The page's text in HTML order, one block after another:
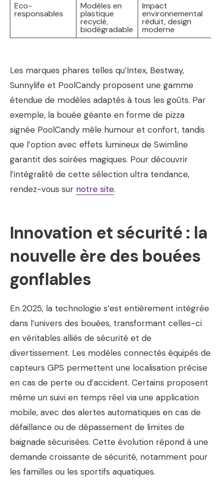
Eco-
responsables
Modèles en
plastique
recyclé,
biodégradable
Impact
environnemental
réduit, design
moderne
Les marques phares telles qu’Intex, Bestway,
Sunnylife et PoolCandy proposent une gamme
étendue de modèles adaptés à tous les goûts. Par
exemple, la bouée géante en forme de pizza
signée PoolCandy mêle humour et confort, tandis
que l’option avec effets lumineux de Swimline
garantit des soirées magiques. Pour découvrir
l’intégralité de cette sélection ultra tendance,
rendez-vous sur notre site.
Innovation et sécurité : la
nouvelle ère des bouées
gonflables
En 2025, la technologie s’est entièrement intégrée
dans l’univers des bouées, transformant celles-ci
en véritables alliés de sécurité et de
divertissement. Les modèles connectés équipés de
capteurs GPS permettent une localisation précise
en cas de perte ou d’accident. Certains proposent
même un suivi en temps réel via une application
mobile, avec des alertes automatiques en cas de
défaillance ou de dépassement de limites de
baignade sécurisées. Cette évolution répond à une
demande croissante de sécurité, notamment pour
les familles ou les sportifs aquatiques.